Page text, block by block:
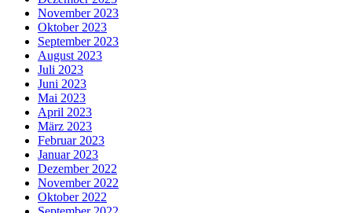
November 2023
Oktober 2023
September 2023
August 2023
Juli 2023
Juni 2023
Mai 2023
April 2023
März 2023
Februar 2023
Januar 2023
Dezember 2022
November 2022
Oktober 2022